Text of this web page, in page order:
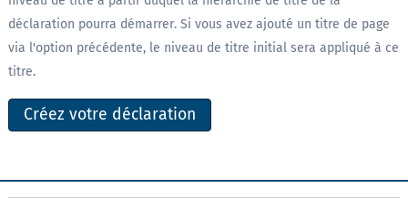
déclaration pourra démarrer. Si vous avez ajouté un titre de page
via l'option précédente, le niveau de titre initial sera appliqué à ce
titre.
Créez votre déclaration